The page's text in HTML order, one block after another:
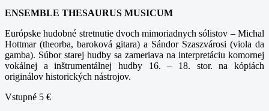
ENSEMBLE THESAURUS MUSICUM
Európske hudobné stretnutie dvoch mimoriadnych sólistov – Michal
Hottmar (theorba, baroková gitara) a Sándor Szaszvárosi (viola da
gamba). Súbor starej hudby sa zameriava na interpretáciu komornej
vokálnej a inštrumentálnej hudby 16. – 18. stor. na kópiách
originálov historických nástrojov.
Vstupné 5 €